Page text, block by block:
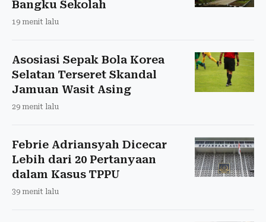
Bangku Sekolah
19 menit lalu
Asosiasi Sepak Bola Korea
Selatan Terseret Skandal
Jamuan Wasit Asing
29 menit lalu
Febrie Adriansyah Dicecar
Lebih dari 20 Pertanyaan
dalam Kasus TPPU
39 menit lalu